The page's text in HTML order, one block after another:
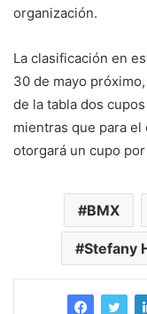
organización.
La clasificación en
30 de mayo
de la tabla dos
mientras que para
otorgará un cupo por
BMX
Stefany